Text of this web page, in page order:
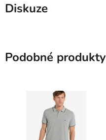
Diskuze
Podobné produkty